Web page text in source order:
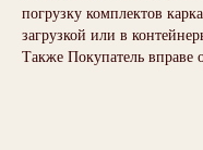
погрузку комплектов
загрузкой или в
Также Покупатель вправе